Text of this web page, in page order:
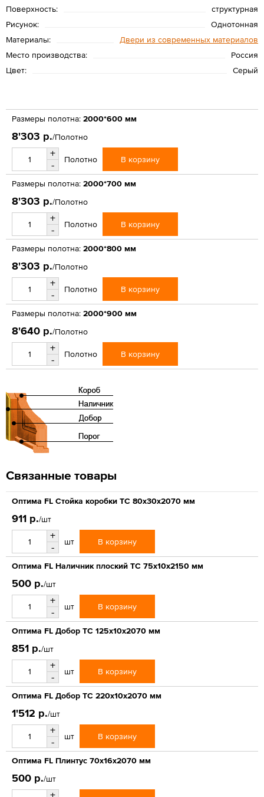
Поверхность:
структурная
Рисунок:
Однотонная
Материалы:
Двери из современных материалов
Место производства:
Россия
Цвет:
Серый
Размеры полотна: 2000*600 мм
8'303 р./Полотно
+
-
Полотно В корзину
Размеры полотна: 2000*700 мм
8'303 р./Полотно
+
-
Полотно В корзину
Размеры полотна: 2000*800 мм
8'303 р./Полотно
+
-
Полотно В корзину
Размеры полотна: 2000*900 мм
8'640 р./Полотно
+
-
Полотно В корзину
Связанные товары
Оптима FL Стойка коробки ТС 80х30х2070 мм
911 р./шт
+
-
шт В корзину
Оптима FL Наличник плоский ТС 75х10х2150 мм
500 р./шт
+
-
шт В корзину
Оптима FL Добор ТС 125х10х2070 мм
851 р./шт
+
-
шт В корзину
Оптима FL Добор ТС 220х10х2070 мм
1'512 р./шт
+
-
шт В корзину
Оптима FL Плинтус 70х16х2070 мм
500 р./шт